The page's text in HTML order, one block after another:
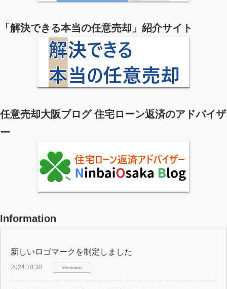
「解決できる本当の任意売却」紹介サイト
任意売却大阪ブログ 住宅ローン返済のアドバイザ
ー
Information
新しいロゴマークを制定しました
2024.10.30 Information